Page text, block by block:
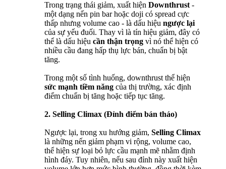
Trong trạng thái giảm, xuất hiện Downthrust -
một dạng nến pin bar hoặc doji có spread cực
thấp nhưng volume cao - là dấu hiệu ngược lại
của sự yếu đuối. Thay vì là tín hiệu giảm, đây có
thể là dấu hiệu cần thận trọng vì nó thể hiện có
nhiều cầu đang hấp thụ lực bán, chuẩn bị bật
tăng.
Trong một số tình huống, downthrust thể hiện
sức mạnh tiềm năng của thị trường, xác định
điểm chuẩn bị tăng hoặc tiếp tục tăng.
2. Selling Climax (Đỉnh điểm bán tháo)
Ngược lại, trong xu hướng giảm, Selling Climax
là những nến giảm phạm vi rộng, volume cao,
thể hiện sự loại bỏ lực cầu mạnh mẽ nhằm định
hình đáy. Tuy nhiên, nếu sau đỉnh này xuất hiện